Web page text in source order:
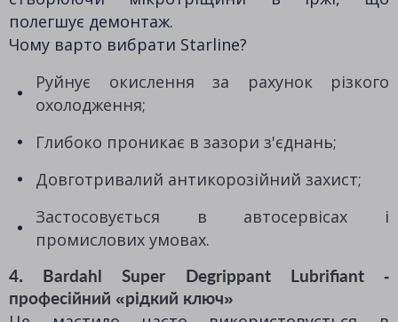
полегшує демонтаж.
Чому варто вибрати Starline?
Руйнує окислення за рахунок різкого
охолодження;
Глибоко проникає в зазори з'єднань;
Довготривалий антикорозійний захист;
Застосовується в автосервісах і
промислових умовах.
4. Bardahl Super Degrippant Lubrifiant -
професійний «рідкий ключ»